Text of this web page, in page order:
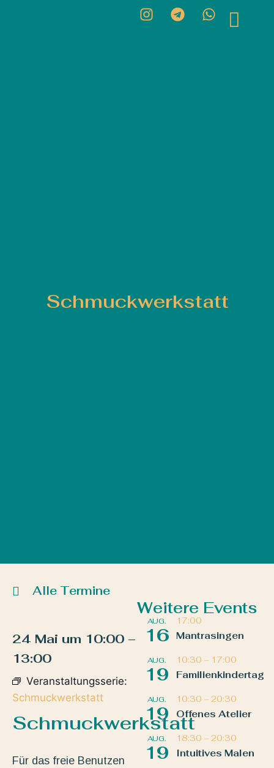
Schmuckwerkstatt
Alle Termine
24 Mai um 10:00 –
13:00
Veranstaltungsserie:
Schmuckwerkstatt
Schmuckwerkstatt
Für das freie Benutzen
Weitere Events
AUG.
16
17:00
Mantrasingen
AUG.
19
10:30 – 17:00
Familienkindertag
AUG.
19
10:30 – 20:30
Offenes Atelier
AUG.
19
18:30 – 20:30
Intuitives Malen